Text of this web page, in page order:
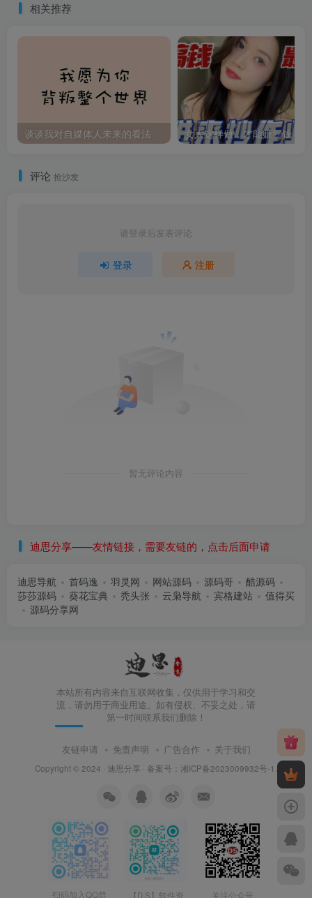
相关推荐
谈谈我对自媒体人未来的看法 女人这样做，才能赚到钱
评论 抢沙发
请登录后发表评论
登录 注册
暂无评论内容
迪思分享——友情链接，需要友链的，点击后面申请
迪思导航 首码逸 羽灵网 网站源码 源码哥
酷源码
莎莎源码
葵花宝典 秃头张 云枭导航 宾格建站
值得买
源码分享网
本站所有内容来自互联网收集，仅供用于学习和交
流，请勿用于商业用途。如有侵权、不妥之处，请
第一时间联系我们删除！
友链申请 免责声明 广告合作 关于我们
Copyright © 2024 · 迪思分享 · 备案号： 湘ICP备2023009932号-1 .
扫码加入QQ群 【D.S】软件资 关注公众号